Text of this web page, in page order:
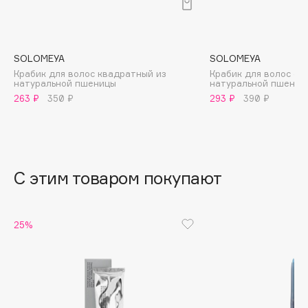
Baffy
Balmain Hair Couture
ЭКСКЛЮЗИВ
Banderas
Beauty Pati
SOLOMEYA
Крабик для волос квадратный из
натуральной пшеницы
263 ₽
350 ₽
SOLOMEYA
Крабик для волос
натуральной
293 ₽
390 ₽
С этим товаром покупают
25%